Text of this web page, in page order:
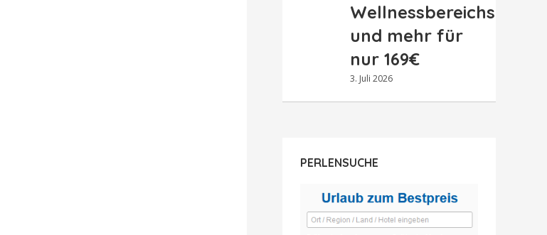
Wellnessbereichs
und mehr für
nur 169€
3. Juli 2026
PERLENSUCHE